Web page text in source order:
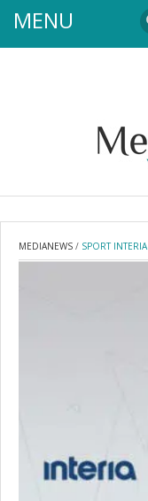
MENU
MEDIANEWS / SPORT INTERIA